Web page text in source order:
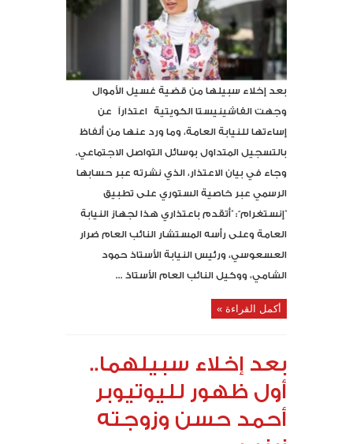
بعد إخلاء سبيلها من قضية غسيل الأموال
وجهت الفاشينيستا الكويتية اعتذاراً عن
إساءتها للنيابة العامة، وما ورد عنها من ألفاظ
بالتسجيل المتداول بوسائل التواصل الاجتماعي.
وجاء في بيان الاعتذار، الذي نشرته عبر حسابها
الرسمي عبر خاصية الستوري على تطبيق
”إنستغرام“: ”أتقدم باعتذاري هذا لجهاز النيابة
العامة وعلى رأسه المستشار النائب العام ضرار
العسعوسي، ورئيس النيابة الأستاذ حمود
الشامي، ووكيل النائب العام الأستاذ ...
أكمل القراءة »
بعد إخلاء سبيلهما..
أول ظهور لليوتيوبر
أحمد حسن وزوجته